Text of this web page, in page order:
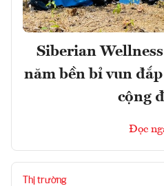
Siberian
năm bền bỉ vun
cộng
Đọc
Thị trường